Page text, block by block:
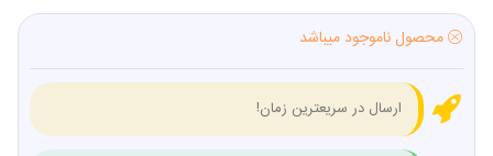
محصول ناموجود میباشد
ارسال در سریعترین زمان!